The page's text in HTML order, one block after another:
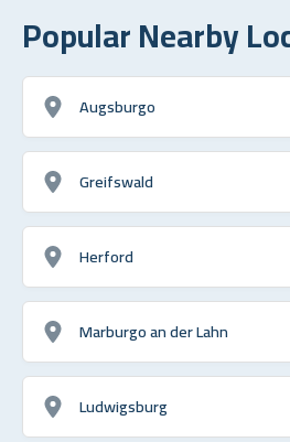
Popular Nearby
Augsburgo
Greifswald
Herford
Marburgo an der Lahn
Ludwigsburg